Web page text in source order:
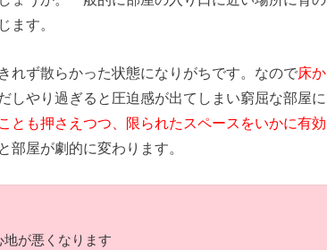
ます。
れず散らかった状態になりがちです。なので床か
しやり過ぎると圧迫感が出てしまい窮屈な部屋に
とも押さえつつ、限られたスペースをいかに有効
部屋が劇的に変わります。
が悪くなります